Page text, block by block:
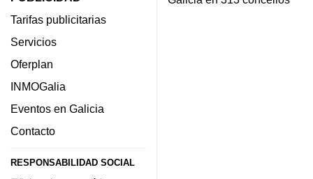
Tarifas publicitarias
Servicios
Oferplan
INMOGalia
Eventos en Galicia
Contacto
RESPONSABILIDAD SOCIAL